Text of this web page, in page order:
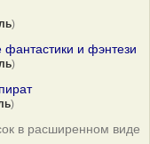
)
и фэнтези
)
)
в расширенном виде